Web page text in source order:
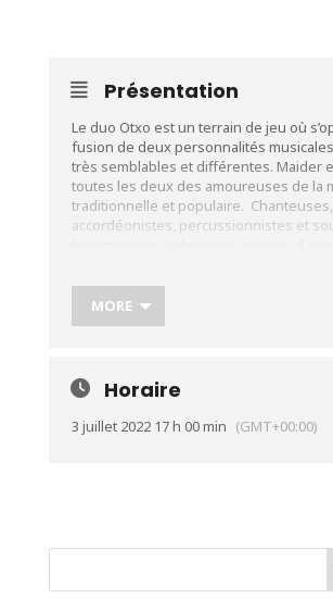
Présentation
Le duo Otxo est un terrain de jeu où
fusion de deux personnalités
très semblables et différentes. Maider
toutes les deux des amoureuses de la
traditionnelle et populaire. Chanteuses,
accordéonistes, percussionnistes et
basque, musique occitane), de la
terres d’emprunts respectives (musique
québécoise, musique galicienne,
et de l’harmonie. Otxo est un duo plein
sensibilité, d’humour, d’énergie, de
et culturelle. Plus d’infos: https://urlz.fr/
MORE
Horaire
3 juillet 2022 17 h 00 min (GMT+00:00)